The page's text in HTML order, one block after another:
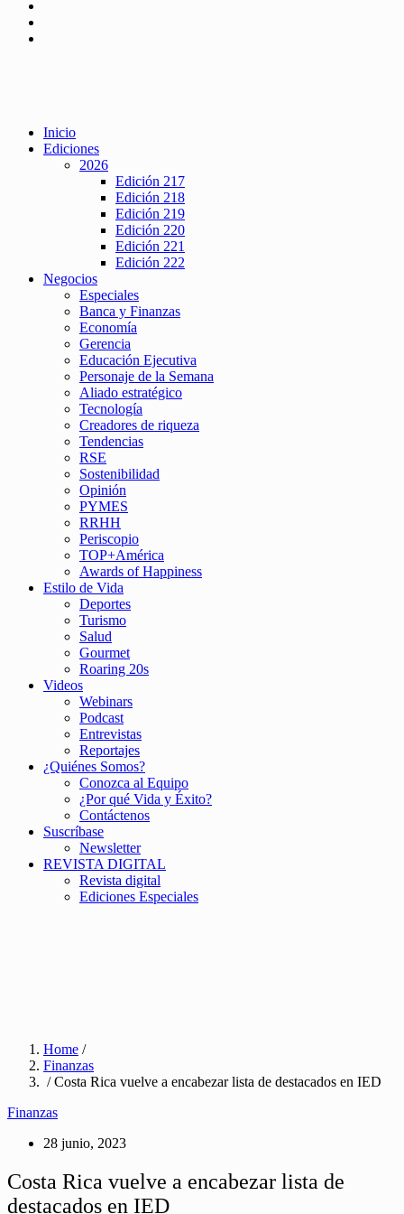
Inicio
Ediciones
2026
Edición 217
Edición 218
Edición 219
Edición 220
Edición 221
Edición 222
Negocios
Especiales
Banca y Finanzas
Economía
Gerencia
Educación Ejecutiva
Personaje de la Semana
Aliado estratégico
Tecnología
Creadores de riqueza
Tendencias
RSE
Sostenibilidad
Opinión
PYMES
RRHH
Periscopio
TOP+América
Awards of Happiness
Estilo de Vida
Deportes
Turismo
Salud
Gourmet
Roaring 20s
Videos
Webinars
Podcast
Entrevistas
Reportajes
¿Quiénes Somos?
Conozca al Equipo
¿Por qué Vida y Éxito?
Contáctenos
Suscríbase
Newsletter
REVISTA DIGITAL
Revista digital
Ediciones Especiales
Home /
Finanzas
/ Costa Rica vuelve a encabezar lista de destacados en IED
Finanzas
28 junio, 2023
Costa Rica vuelve a encabezar lista de
destacados en IED